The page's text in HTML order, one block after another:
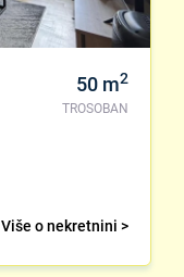
50 m2
TROSOBAN
Više o nekretnini >